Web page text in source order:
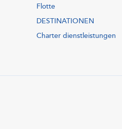
Flotte
DESTINATIONEN
Charter dienstleistungen